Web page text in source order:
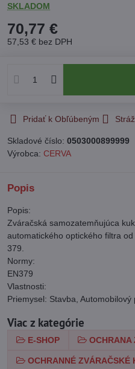
SKLADOM
70,77 €
57,53 € bez DPH
Pridať k Obľúbeným
Skladové číslo: 0503000899999
Výrobca: CERVA
Popis
Popis:
Zváračská samozatemňujúca
automatického optického filtra
379.
Normy:
EN379
Vlastnosti:
Priemysel: Stavba,
Viac z kategórie
E-SHOP OCHRANA
OCHRANNÉ ZVÁRAČSKÉ